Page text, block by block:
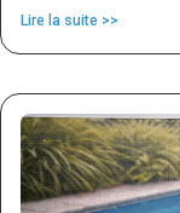
Lire la suite >>